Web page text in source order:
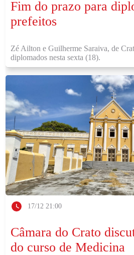
Fim do prazo para
prefeitos
Zé Ailton e Guilherme Saraiva, de
diplomados nesta sexta (18).
17/12 21:00
Câmara do Crato
do curso de Medicina